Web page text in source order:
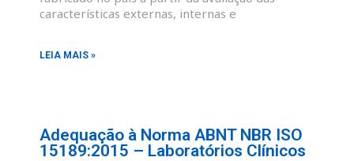
características externas, internas e
LEIA MAIS »
Adequação à Norma ABNT NBR ISO
15189:2015 – Laboratórios Clínicos